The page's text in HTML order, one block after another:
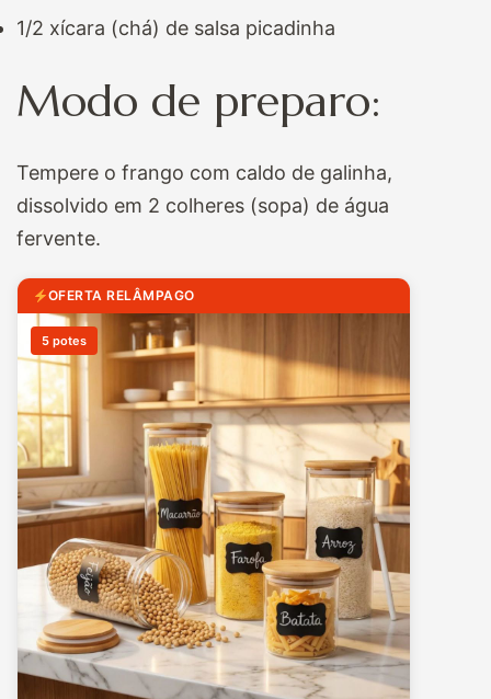
1/2 xícara (chá) de salsa picadinha
Modo de preparo:
Tempere o frango com caldo de galinha,
dissolvido em 2 colheres (sopa) de água
fervente.
OFERTA RELÂMPAGO
5 potes